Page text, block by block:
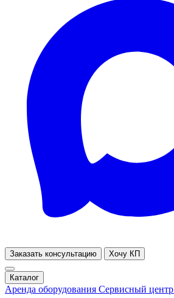
Заказать консультацию Хочу КП
Каталог
Аренда оборудования Сервисный центр